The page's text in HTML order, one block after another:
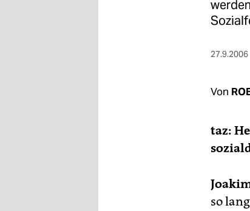
27.9.2006
Von
taz:
so